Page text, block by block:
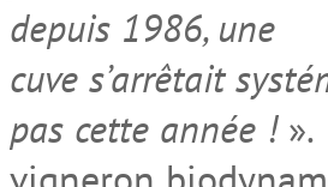
depuis 1986, une
cuve s’arrêtait
pas cette année !».